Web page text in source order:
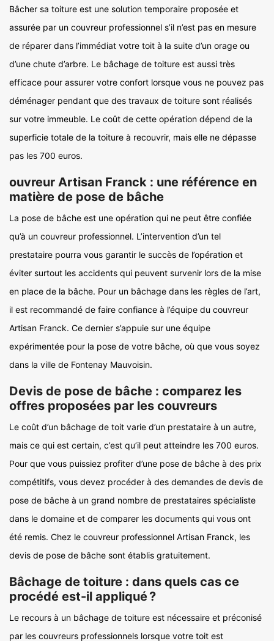
Bâcher sa toiture est une solution temporaire proposée et
assurée par un couvreur professionnel s’il n’est pas en mesure
de réparer dans l’immédiat votre toit à la suite d’un orage ou
d’une chute d’arbre. Le bâchage de toiture est aussi très
efficace pour assurer votre confort lorsque vous ne pouvez pas
déménager pendant que des travaux de toiture sont réalisés
sur votre immeuble. Le coût de cette opération dépend de la
superficie totale de la toiture à recouvrir, mais elle ne dépasse
pas les 700 euros.
ouvreur Artisan Franck : une référence en
matière de pose de bâche
La pose de bâche est une opération qui ne peut être confiée
qu’à un couvreur professionnel. L’intervention d’un tel
prestataire pourra vous garantir le succès de l’opération et
éviter surtout les accidents qui peuvent survenir lors de la mise
en place de la bâche. Pour un bâchage dans les règles de l’art,
il est recommandé de faire confiance à l’équipe du couvreur
Artisan Franck. Ce dernier s’appuie sur une équipe
expérimentée pour la pose de votre bâche, où que vous soyez
dans la ville de Fontenay Mauvoisin.
Devis de pose de bâche : comparez les
offres proposées par les couvreurs
Le coût d’un bâchage de toit varie d’un prestataire à un autre,
mais ce qui est certain, c’est qu’il peut atteindre les 700 euros.
Pour que vous puissiez profiter d’une pose de bâche à des prix
compétitifs, vous devez procéder à des demandes de devis de
pose de bâche à un grand nombre de prestataires spécialiste
dans le domaine et de comparer les documents qui vous ont
été remis. Chez le couvreur professionnel Artisan Franck, les
devis de pose de bâche sont établis gratuitement.
Bâchage de toiture : dans quels cas ce
procédé est-il appliqué ?
Le recours à un bâchage de toiture est nécessaire et préconisé
par les couvreurs professionnels lorsque votre toit est